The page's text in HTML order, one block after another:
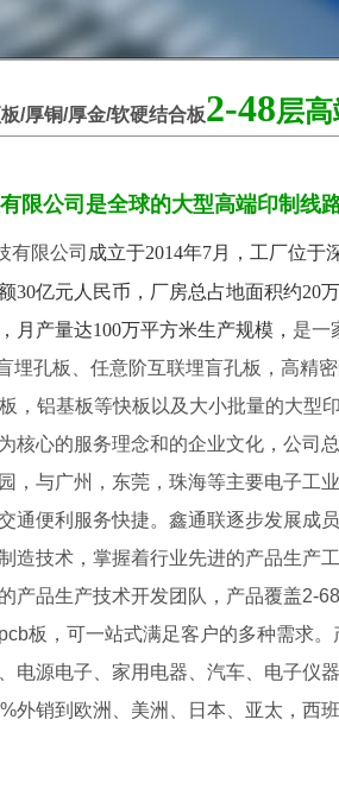
/厚铜/厚金/软硬结合板2-48层
限公司 是全球的大型高端印制线
限公司 成立于2014年7月，工厂位于
30亿元人民币，厂房总占地面积约20
月产量达100万平方米生产规模， 是一
埋孔板、任意阶互联埋盲孔板，高精
，铝基板等快板以及大小批量的大型
核心的服务理念和的企业文化，公司
，与广州，东莞，珠海等主要电子工
通便利服务快捷。鑫通联逐步发展成
造技术，掌握着行业先进的产品生产
产品生产技术开发团队，产品覆盖2-
板，可一站式满足客户的多种需求
电源电子、家用电器、汽车、电子仪
外销到欧洲、美洲、日本、亚太，西